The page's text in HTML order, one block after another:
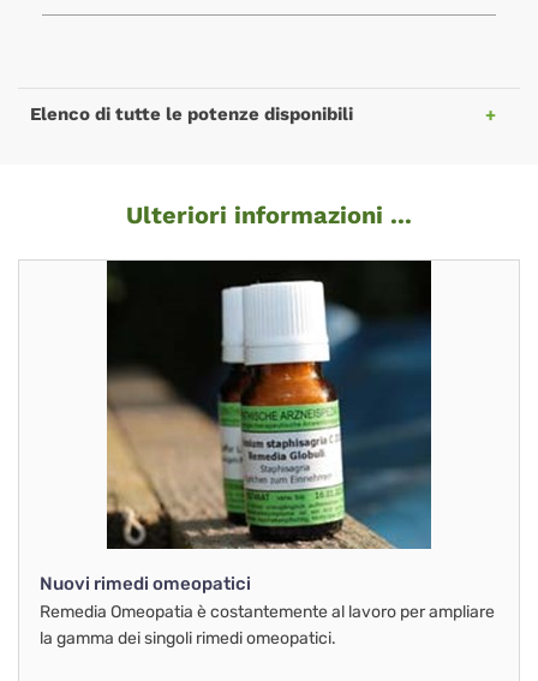
Elenco di tutte le potenze disponibili
Ulteriori informazioni ...
Nuovi rimedi omeopatici
Remedia Omeopatia è costantemente al lavoro per ampliare
la gamma dei singoli rimedi omeopatici.